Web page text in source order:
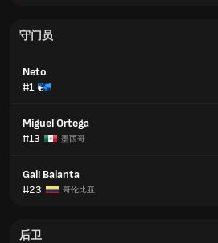
守门员
Neto
#1
Miguel Ortega
#13
墨西哥
Gali Balanta
#23
哥伦比亚
后卫